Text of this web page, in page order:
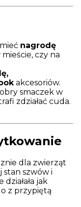
nagrodę
czy na
akcesoriów.
smaczek w
zdziałać cuda.
dla zwierząt
szwów i
jak
z przypiętą